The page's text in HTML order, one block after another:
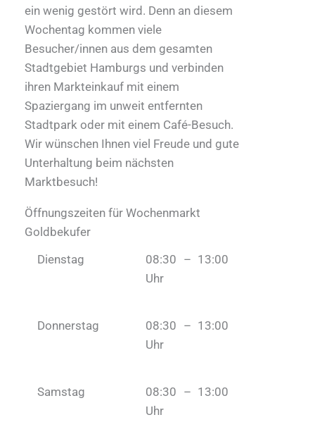
ein wenig gestört wird. Denn an diesem
Wochentag kommen viele
Besucher/innen aus dem gesamten
Stadtgebiet Hamburgs und verbinden
ihren Markteinkauf mit einem
Spaziergang im unweit entfernten
Stadtpark oder mit einem Café-Besuch.
Wir wünschen Ihnen viel Freude und gute
Unterhaltung beim nächsten
Marktbesuch!
Öffnungszeiten für Wochenmarkt
Goldbekufer
Dienstag
08:30 – 13:00
Uhr
Donnerstag
08:30 – 13:00
Uhr
Samstag
08:30 – 13:00
Uhr